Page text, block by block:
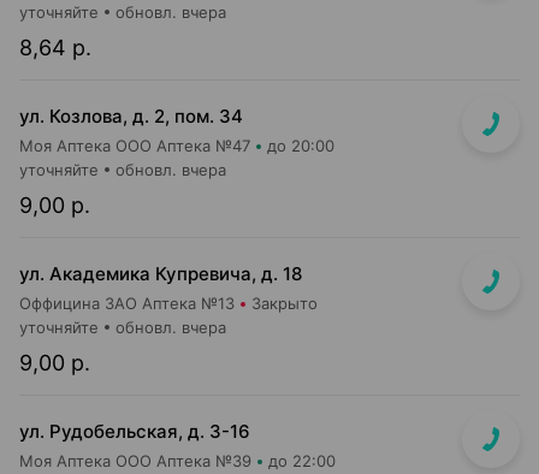
8,64 р.
уточняйте обновл. вчера
ул. Козлова, д. 2, пом. 34
Моя Аптека ООО Аптека №47 до 20:00
9,00 р.
уточняйте обновл. вчера
ул. Академика Купревича, д. 18
Оффицина ЗАО Аптека №13 Закрыто
9,00 р.
уточняйте обновл. вчера
ул. Рудобельская, д. 3-16
Моя Аптека ООО Аптека №39 до 22:00